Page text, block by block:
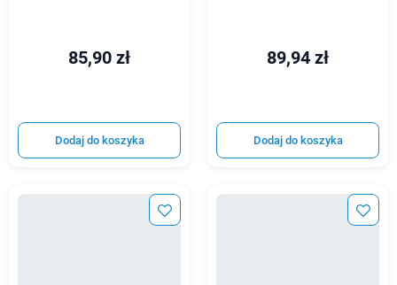
85,90 zł
Dodaj do koszyka
89,94 zł
Dodaj do koszyka